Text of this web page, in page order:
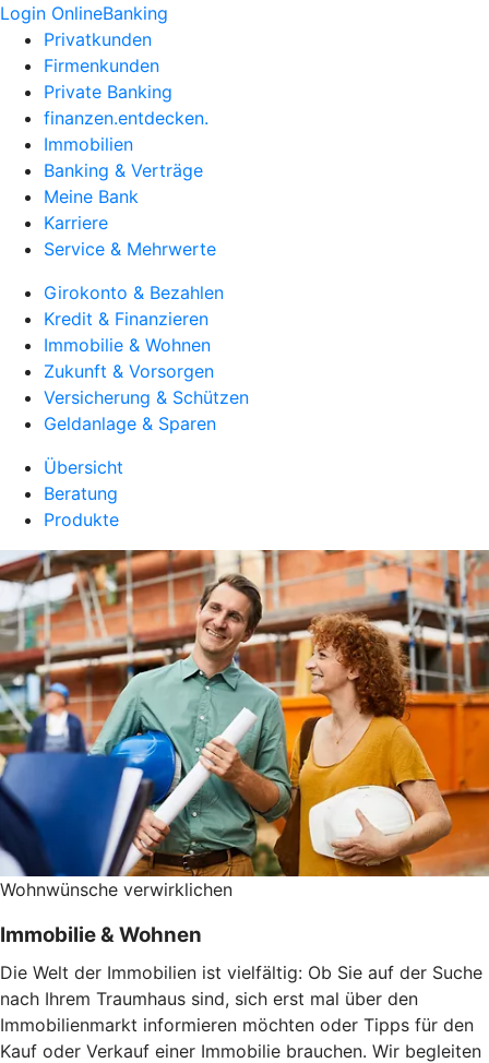
Login OnlineBanking
Privatkunden
Firmenkunden
Private Banking
finanzen.entdecken.
Immobilien
Banking & Verträge
Meine Bank
Karriere
Service & Mehrwerte
Girokonto & Bezahlen
Kredit & Finanzieren
Immobilie & Wohnen
Zukunft & Vorsorgen
Versicherung & Schützen
Geldanlage & Sparen
Übersicht
Beratung
Produkte
Wohnwünsche verwirklichen
Immobilie & Wohnen
Die Welt der Immobilien ist vielfältig: Ob Sie auf der Suche
nach Ihrem Traumhaus sind, sich erst mal über den
Immobilienmarkt informieren möchten oder Tipps für den
Kauf oder Verkauf einer Immobilie brauchen. Wir begleiten